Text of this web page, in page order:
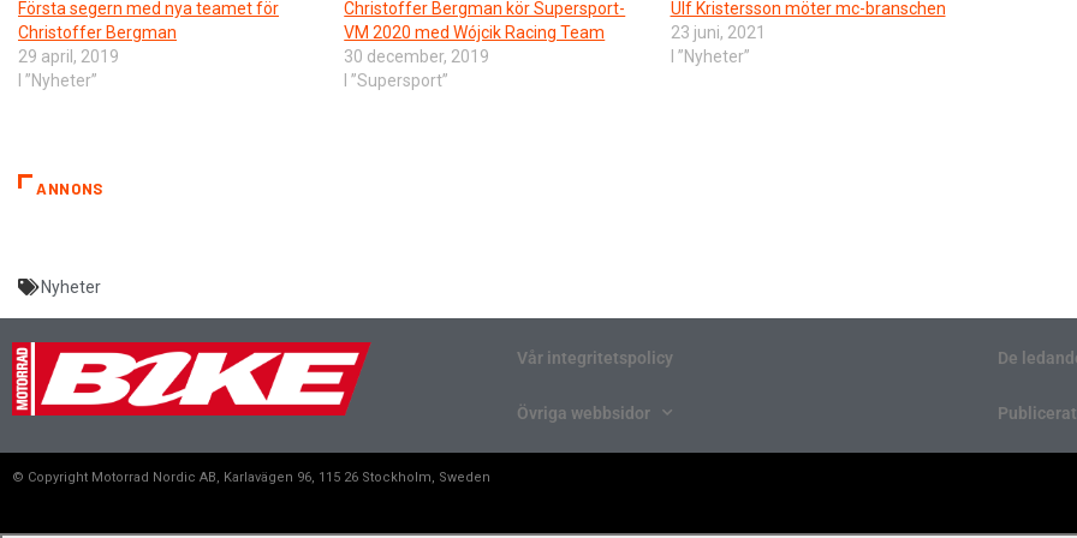
Första segern med nya teamet för
Christoffer Bergman
29 april, 2019
I ”Nyheter”
Christoffer Bergman kör Supersport-
VM 2020 med Wójcik Racing Team
30 december, 2019
I ”Supersport”
Ulf Kristersson möter mc-branschen
23 juni, 2021
I ”Nyheter”
ANNONS
Nyheter
Vår integritetspolicy
Övriga webbsidor
De
Publicerat
© Copyright Motorrad Nordic AB, Karlavägen 96, 115 26 Stockholm, Sweden